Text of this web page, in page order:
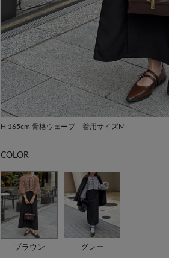
H 165cm 骨格ウェーブ 着用サイズM
COLOR
ブラウン グレー